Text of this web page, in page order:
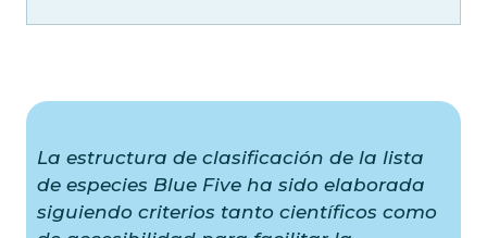
siguiendo criterios tanto científicos como
de accesibilidad para facilitar la
búsqueda de información. En primer